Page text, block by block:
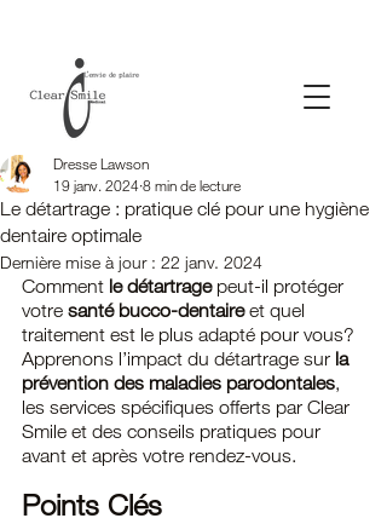
Le détartrage : pratique clé pour une hygiène
dentaire optimale
Dresse Lawson
19 janv. 20248 min de lecture
Dernière mise à jour : 22 janv. 2024
Comment le détartrage peut-il protéger
votre santé bucco-dentaire et quel
traitement est le plus adapté pour vous?
Apprenons l’impact du détartrage sur la
prévention des maladies parodontales,
les services spécifiques offerts par Clear
Smile et des conseils pratiques pour
avant et après votre rendez-vous.
Points Clés